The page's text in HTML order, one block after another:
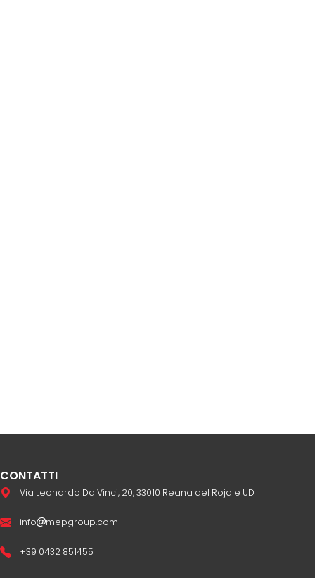
CONTATTI
Via Leonardo Da Vinci, 20, 33010 Reana del Rojale UD
info mepgroup.com
+39 0432 851455